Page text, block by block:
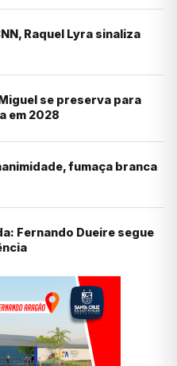
Raquel Lyra sinaliza
se preserva para
em 2028
fumaça branca
Fernando Dueire segue